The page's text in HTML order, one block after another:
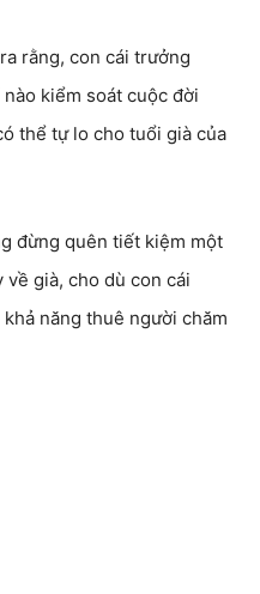
rằng, con cái trưởng
kiểm soát cuộc đời
thể tự lo cho tuổi già của
đừng quên tiết kiệm một
về già, cho dù con cái
năng thuê người chăm